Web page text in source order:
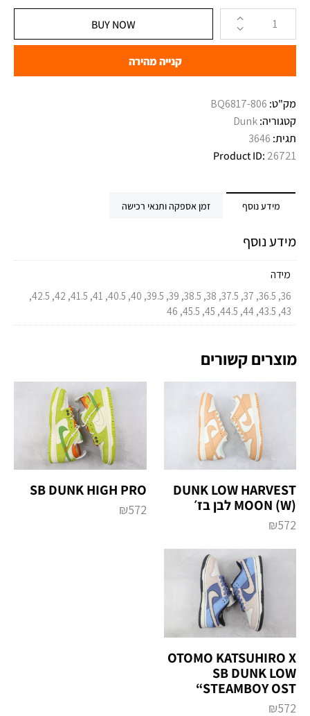
BUY NOW
קנייה מהירה
מק"ט: BQ6817-806
קטגוריה:Dunk
תגית: 3646
Product ID: 26721
מידע נוסף זמן אספקה ותנאי רכישה
מידע נוסף
מידה
36, 36.5, 37, 37.5, 38, 38.5, 39, 39.5, 40, 40.5, 41, 41.5, 42, 42.5,
43, 43.5, 44, 44.5, 45, 45.5, 46
מוצרים קשורים
DUNK LOW HARVEST
MOON (W) לבן בז׳
₪572
SB DUNK HIGH PRO
₪572
OTOMO KATSUHIRO X
SB DUNK LOW
“STEAMBOY OST
₪572